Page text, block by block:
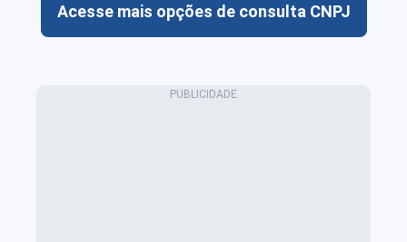
Acesse mais opções de consulta CNPJ